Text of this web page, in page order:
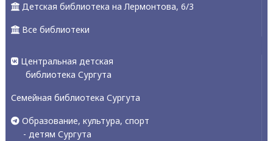
Детская библиотека на Лермонтова, 6/3
Все библиотеки
Центральная детская
библиотека Сургута
Семейная библиотека Сургута
Образование, культура, спорт
- детям Сургута